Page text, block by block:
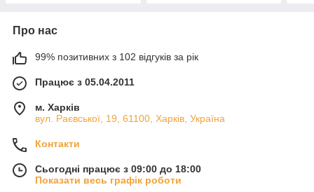
Про нас
99% позитивних з 102 відгуків за рік
Працює з 05.04.2011
м. Харків
вул. Раєвської, 19, 61100, Харків, Україна
Контакти
Сьогодні працює з 09:00 до 18:00
Показати весь графік роботи